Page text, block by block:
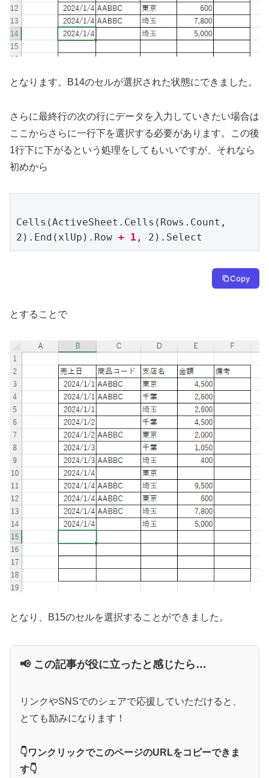
となります。B14のセルが選択された状態にできました。
さらに最終行の次の行にデータを入力していきたい場合は
ここからさらに一行下を選択する必要があります。この後
1行下に下がるという処理をしてもいいですが、それなら
初めから
Cells(ActiveSheet.Cells(Rows.Count,
2).End(xlUp).Row + 1 , 2).Select
Copy
とすることで
となり、B15のセルを選択することができました。
📢 この記事が役に立ったと感じたら…
リンクやSNSでのシェアで応援していただけると、
とても励みになります！
👇ワンクリックでこのページのURLをコピーできま
す👇